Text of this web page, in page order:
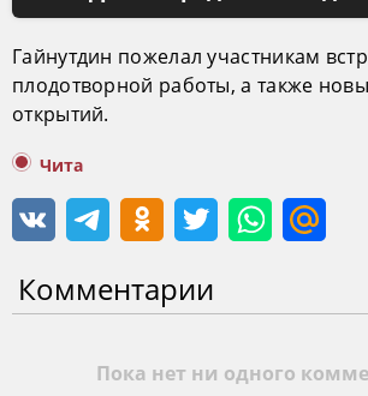
Гайнутдин пожелал участникам
плодотворной работы, а также
открытий.
Чита
Комментарии
Пока нет ни одного